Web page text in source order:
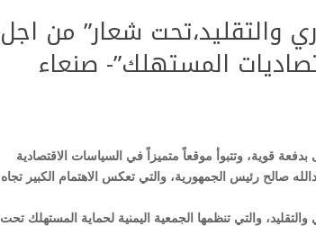
والتقليد،تحت شعار” من اجل
المستهلك”- صنعاء
قوية، وتتبوأ موقعاً متميزاً في السياسات الاقتصادية
صالح رئيس الجمهورية، والتي تعكس الاهتمام الكبير تجاه
والتي تنظمها الجمعية اليمنية لحماية المستهلك تحت